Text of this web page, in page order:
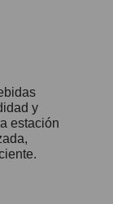
y
estación